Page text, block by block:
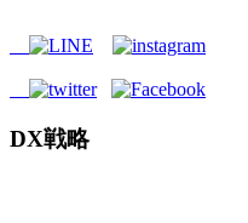
DX戦略